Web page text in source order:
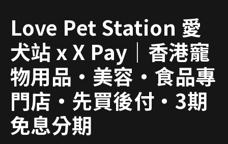
Love Pet Station 愛
犬站 x X Pay｜香港寵
物用品・美容・食品專
門店・先買後付・3期
免息分期